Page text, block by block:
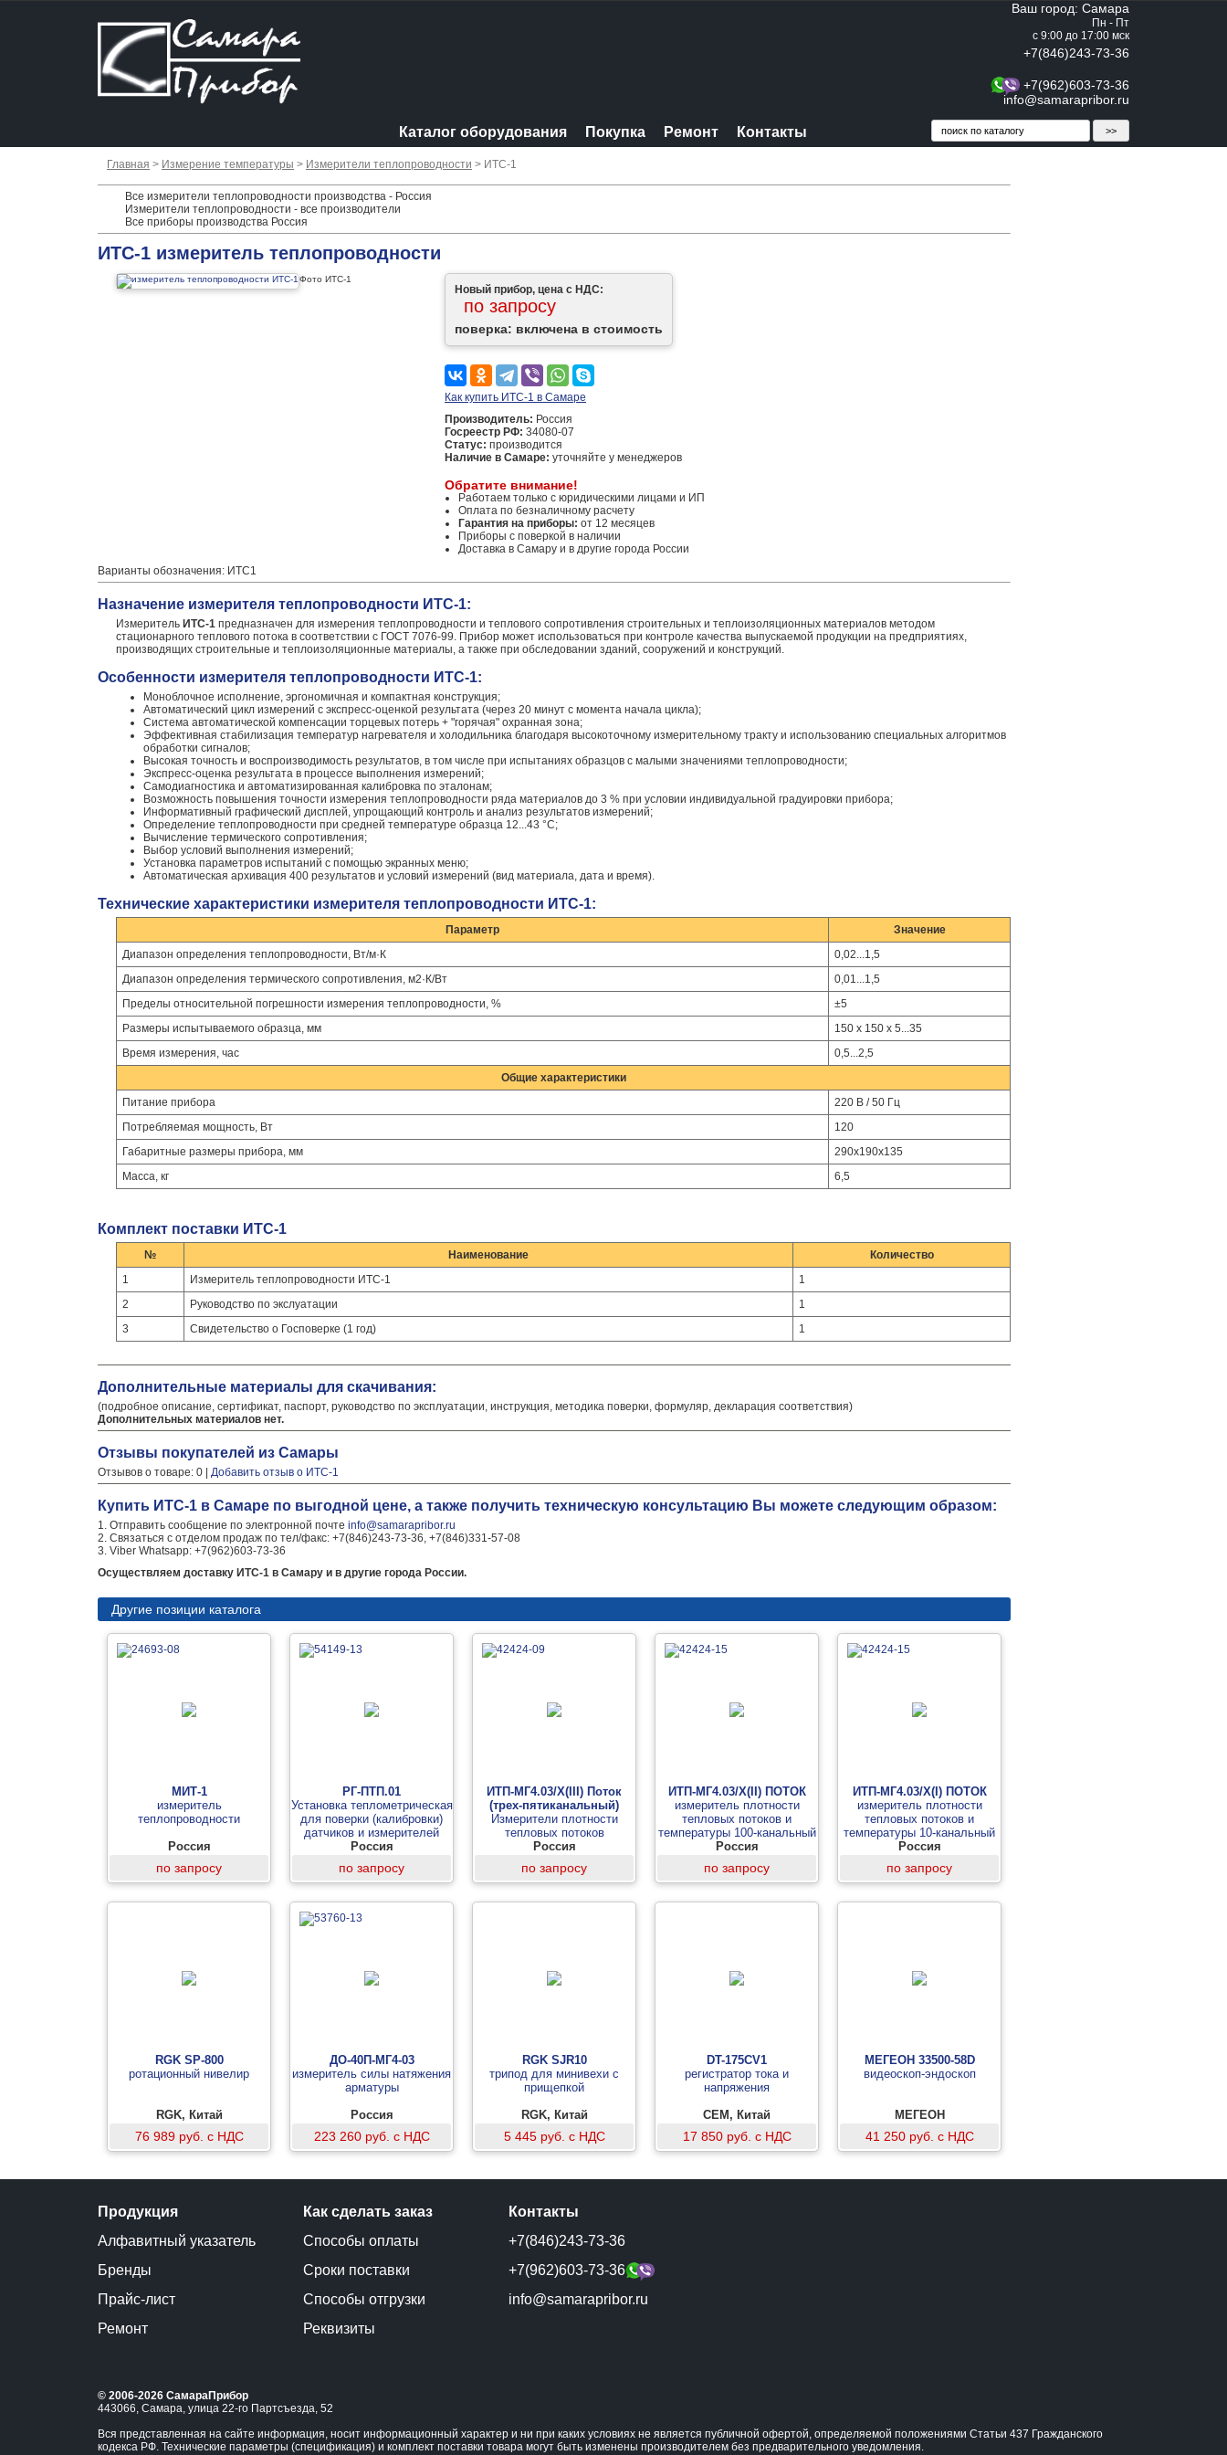
Ваш город: Самара
Пн - Пт
с 9:00 до 17:00 мск
+7(846)243-73-36
+7(962)603-73-36
info@samarapribor.ru
Каталог оборудования Покупка Ремонт Контакты
Главная > Измерение температуры > Измерители теплопроводности > ИТС-1
Все измерители теплопроводности производства - Россия
Измерители теплопроводности - все производители
Все приборы производства Россия
ИТС-1 измеритель теплопроводности
Фото ИТС-1
Новый прибор, цена с НДС:
по запросу
поверка: включена в стоимость
Как купить ИТС-1 в Самаре
Производитель: Россия
Госреестр РФ: 34080-07
Статус: производится
Наличие в Самаре: уточняйте у менеджеров
Обратите внимание!
Работаем только с юридическими лицами и ИП
Оплата по безналичному расчету
Гарантия на приборы: от 12 месяцев
Приборы с поверкой в наличии
Доставка в Самару и в другие города России
Варианты обозначения: ИТС1
Назначение измерителя теплопроводности ИТС-1:
Измеритель ИТС-1 предназначен для измерения теплопроводности и теплового сопротивления строительных и теплоизоляционных материалов методом
стационарного теплового потока в соответствии с ГОСТ 7076-99. Прибор может использоваться при контроле качества выпускаемой продукции на предприятиях,
производящих строительные и теплоизоляционные материалы, а также при обследовании зданий, сооружений и конструкций.
Особенности измерителя теплопроводности ИТС-1:
Моноблочное исполнение, эргономичная и компактная конструкция;
Автоматический цикл измерений с экспресс-оценкой результата (через 20 минут с момента начала цикла);
Система автоматической компенсации торцевых потерь + "горячая" охранная зона;
Эффективная стабилизация температур нагревателя и холодильника благодаря высокоточному измерительному тракту и использованию специальных алгоритмов
обработки сигналов;
Высокая точность и воспроизводимость результатов, в том числе при испытаниях образцов с малыми значениями теплопроводности;
Экспресс-оценка результата в процессе выполнения измерений;
Самодиагностика и автоматизированная калибровка по эталонам;
Возможность повышения точности измерения теплопроводности ряда материалов до 3 % при условии индивидуальной градуировки прибора;
Информативный графический дисплей, упрощающий контроль и анализ результатов измерений;
Определение теплопроводности при средней температуре образца 12...43 °С;
Вычисление термического сопротивления;
Выбор условий выполнения измерений;
Установка параметров испытаний с помощью экранных меню;
Автоматическая архивация 400 результатов и условий измерений (вид материала, дата и время).
Технические характеристики измерителя теплопроводности ИТС-1:
Параметр
Значение
Диапазон определения теплопроводности, Вт/м·К
0,02...1,5
Диапазон определения термического сопротивления, м2·К/Вт
0,01...1,5
Пределы относительной погрешности измерения теплопроводности, %
±5
Размеры испытываемого образца, мм
150 х 150 х 5...35
Время измерения, час
0,5...2,5
Общие характеристики
Питание прибора
220 В / 50 Гц
Потребляемая мощность, Вт
120
Габаритные размеры прибора, мм
290х190х135
Масса, кг
6,5
Комплект поставки ИТС-1
№ Наименование
Количество
1
Измеритель теплопроводности ИТС-1
1
2
Руководство по экслуатации
1
3
Свидетельство о Госповерке (1 год) 1
Дополнительные материалы для скачивания:
(подробное описание, сертификат, паспорт, руководство по эксплуатации, инструкция, методика поверки, формуляр, декларация соответствия)
Дополнительных материалов нет.
Отзывы покупателей из Самары
Отзывов о товаре: 0 | Добавить отзыв о ИТС-1
Купить ИТС-1 в Самаре по выгодной цене, а также получить техническую консультацию Вы можете следующим образом:
1. Отправить сообщение по электронной почте info@samarapribor.ru
2. Связаться с отделом продаж по тел/факс: +7(846)243-73-36, +7(846)331-57-08
3. Viber Whatsapp: +7(962)603-73-36
Осуществляем доставку ИТС-1 в Самару и в другие города России.
Другие позиции каталога
МИТ-1
измеритель
теплопроводности
Россия
по запросу
РГ-ПТП.01
Установка теплометрическая
для поверки (калибровки)
датчиков и измерителей
плотности теплового потока
Россия
по запросу
ИТП-МГ4.03/Х(III) Поток
(трех-пятиканальный)
Измерители плотности
тепловых потоков
Россия
по запросу
ИТП-МГ4.03/X(II) ПОТОК
измеритель плотности
тепловых потоков и
температуры 100-канальный
(от 1 до 10 модулей)
Россия
по запросу
ИТП-МГ4.03/X(I) ПОТОК
измеритель плотности
тепловых потоков и
температуры 10-канальный
(от 1 до 10 модулей)
Россия
по запросу
RGK SP-800
ротационный нивелир
RGK, Китай
76 989 руб. с НДС
ДО-40П-МГ4-03
измеритель силы натяжения
арматуры
Россия
223 260 руб. с НДС
RGK SJR10
трипод для минивехи с
прищепкой
RGK, Китай
5 445 руб. с НДС
DT-175CV1
регистратор тока и
напряжения
CEM, Китай
17 850 руб. с НДС
МЕГЕОН 33500-58D
видеоскоп-эндоскоп
МЕГЕОН
41 250 руб. с НДС
Продукция
Алфавитный указатель
Бренды
Прайс-лист
Ремонт
Как сделать заказ
Способы оплаты
Сроки поставки
Способы отгрузки
Реквизиты
Контакты
+7(846)243-73-36
+7(962)603-73-36
info@samarapribor.ru
© 2006-2026 СамараПрибор
443066, Самара, улица 22-го Партсъезда, 52
Вся представленная на сайте информация, носит информационный характер и ни при каких условиях не является публичной офертой, определяемой положениями Статьи 437 Гражданского
кодекса РФ. Технические параметры (спецификация) и комплект поставки товара могут быть изменены производителем без предварительного уведомления.